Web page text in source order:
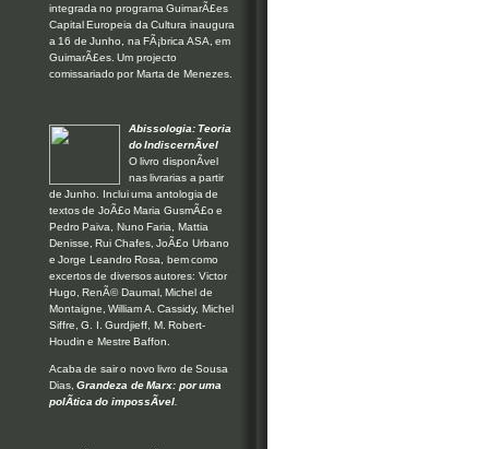
integrada no programa GuimarÃ£es
Capital Europeia da Cultura inaugura
a 16 de Junho, na FÃ¡brica ASA, em
GuimarÃ£es. Um projecto
comissariado por Marta de Menezes.
Abissologia: Teoria
do IndiscernÃ­vel
O livro disponÃ­vel
nas livrarias a partir
de Junho. Inclui uma antologia de
textos de JoÃ£o Maria GusmÃ£o e
Pedro Paiva, Nuno Faria, Mattia
Denisse, Rui Chafes, JoÃ£o Urbano
e Jorge Leandro Rosa, bem como
excertos de diversos autores: Victor
Hugo, RenÃ© Daumal, Michel de
Montaigne, William A. Cassidy, Michel
Siffre, G. I. Gurdjieff, M. Robert-
Houdin e Mestre Baffon.
Acaba de sair o novo livro de Sousa
Dias,Grandeza de Marx: por uma
polÃ­tica do impossÃ­vel.